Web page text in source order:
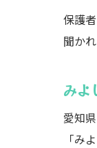
保護
聞か
みよ
愛知
「み